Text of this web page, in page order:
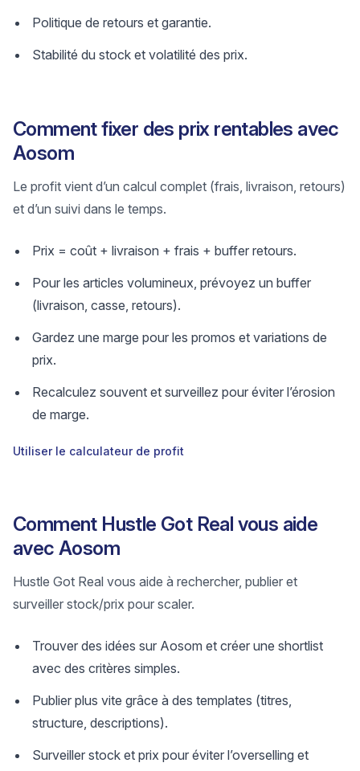
Politique de retours et garantie.
Stabilité du stock et volatilité des prix.
Comment fixer des prix rentables avec
Aosom
Le profit vient d’un calcul complet (frais, livraison, retours)
et d’un suivi dans le temps.
Prix = coût + livraison + frais + buffer retours.
Pour les articles volumineux, prévoyez un buffer
(livraison, casse, retours).
Gardez une marge pour les promos et variations de
prix.
Recalculez souvent et surveillez pour éviter l’érosion
de marge.
Utiliser le calculateur de profit
Comment Hustle Got Real vous aide
avec Aosom
Hustle Got Real vous aide à rechercher, publier et
surveiller stock/prix pour scaler.
Trouver des idées sur Aosom et créer une shortlist
avec des critères simples.
Publier plus vite grâce à des templates (titres,
structure, descriptions).
Surveiller stock et prix pour éviter l’overselling et